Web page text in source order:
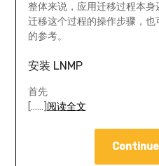
整体来说，应用迁移过程本
迁移这个过程的操作步骤，也
的参考。
安装 LNMP
首先
[……] 阅读全文